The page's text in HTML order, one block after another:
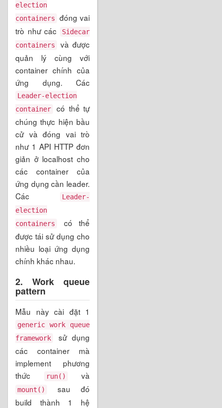
election
containers
đóng vai
trò như các
Sidecar
containers
và được
quản lý cùng với
container chính của
ứng dụng. Các
Leader-election
container
có thể tự
chúng thực hiện bầu
cử và đóng vai trò
như 1 API HTTP đơn
giản ở localhost cho
các container của
ứng dụng cần leader.
Các
Leader-
election
containers
có thể
được tái sử dụng cho
nhiều loại ứng dụng
chính khác nhau.
2. Work queue
pattern
Mẫu này cài đặt 1
generic work queue
framework
sử dụng
các container mà
implement phương
thức
run() và
mount()
sau đó
build thành 1 hệ